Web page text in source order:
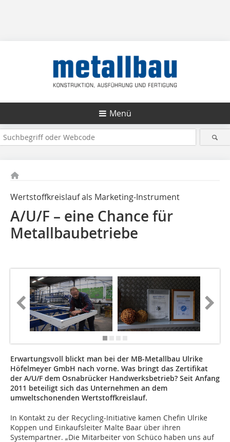
Menü
Wertstoffkreislauf als Marketing-Instrument
A/U/F – eine Chance für
Metallbaubetriebe
Erwartungsvoll blickt man bei der MB-Metallbau Ulrike
Höfelmeyer GmbH nach vorne. Was bringt das Zertifikat
der A/U/F dem Osnabrücker Handwerksbetrieb? Seit Anfang
2011 beteiligt sich das Unternehmen an dem
umweltschonenden Wertstoffkreislauf.
In Kontakt zu der Recycling-Initiative kamen Chefin Ulrike
Koppen und Einkaufsleiter Malte Baar über ihren
Systempartner. „Die Mitarbeiter von Schüco haben uns auf